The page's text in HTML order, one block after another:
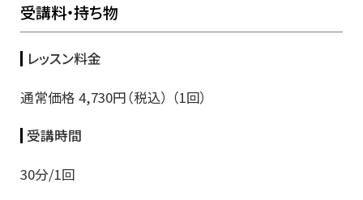
受講料・持ち物
レッスン料金
通常価格 4,730円（税込） （1回）
受講時間
30分/1回